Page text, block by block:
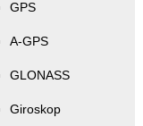
GPS
A-GPS
GLONASS
Giroskop